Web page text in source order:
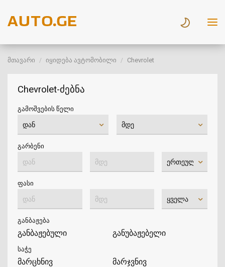
მთავარი იყიდება ავტომობილი Chevrolet
Chevrolet-ძებნა
გამოშვების წელი
გარბენი
ფასი
განბაჟება
განბაჟებული განუბაჟებელი
საჭე
მარცხნივ მარჯვნივ